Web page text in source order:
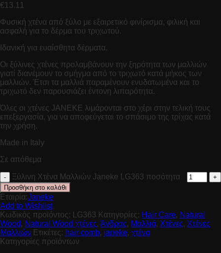
€13.11
Φυσική χτένα από ξύλο με εξαιρετικό φινίρισμα, φιλική και
ασφαλή για το δέρμα του τριχωτού.
Ιδανική για ευαίσθητα δέρματα.
Οι ξύλινες χτένες προλαμβάνουν την ξηρότητα των μαλλιών
γιατί διανέμουν το σμήγμα από το τριχωτό κατά μήκος των
μαλλιών. Έτσι τα μαλλιά παραμένουν ενυδατωμένα και το
τριχωτό δεν παρουσιάζει έντονη λιπαρότητα.
Όλες οι χτένες JANEKE λιμάρονται στο χέρι στην τελική τους
επεξεργασία, για να αποφεύγεται το σπάσιμο της τρίχας κατά
την χρήση.
Made in Italy
Σε απόθεμα
Ξύλινη Χτένα Μαλλιών Janeke LG363 ποσότητα
Προσθήκη στο καλάθι
Εταιρία:Janeke
Add to Wishlist
Κωδικός προϊόντος:
LG363 Κατηγορίες: Hair Care, Natural
Wood , Natural Wood χτένες, Άνδρας, Μαλλιά, Χτένες, Χτένες
Μαλλιών Ετικέτες: hair comb, janeke, χτένα
Κατηγορίες προϊόντων